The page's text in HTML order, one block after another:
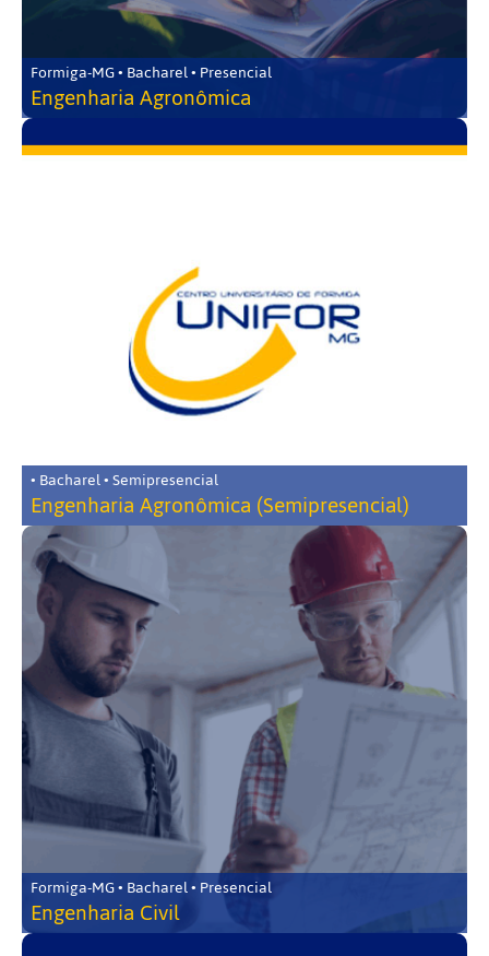
Formiga-MG • Bacharel • Presencial
Engenharia Agronômica
• Bacharel • Semipresencial
Engenharia Agronômica (Semipresencial)
Formiga-MG • Bacharel • Presencial
Engenharia Civil